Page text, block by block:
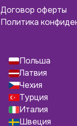
Договор оферты
Политика
Польша
Латвия
Чехия
Турция
Италия
Швеция